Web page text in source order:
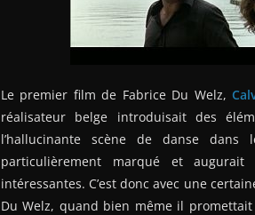
Le premier film de Fabrice Du Welz,
réalisateur belge introduisait des
l’hallucinante scène de danse
particulièrement marqué et augurait
intéressantes. C’est donc avec une
Du Welz, quand bien même il